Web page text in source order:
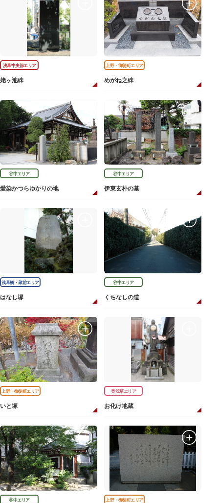
浅草中央部エリア
姥ヶ池碑
上野・御徒町エリア
めがね之碑
谷中エリア
愛染かつらゆかりの地
谷中エリア
伊東玄朴の墓
浅草橋・蔵前エリア
はなし塚
谷中エリア
くちなしの道
上野・御徒町エリア
いと塚
奥浅草エリア
お化け地蔵
谷中エリア 上野・御徒町エリア